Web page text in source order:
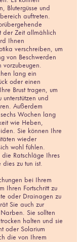
Blutergüsse und
auftreten.
der Zeit allmählich
Ihnen
verschreiben, um
von Beschwerden
vorzubeugen.
lang ein
oder einen
Brust tragen, um
und
Außerdem
Wochen lang
wie Heben,
Sie können Ihre
wieder
wohl fühlen.
die Ratschläge Ihres
zu tun ist.
bei Ihrem
Ihren Fortschritt zu
oder Drainagen zu
Sie auch zur
Sie sollten
halten und sie
oder Solarium
die von Ihrem